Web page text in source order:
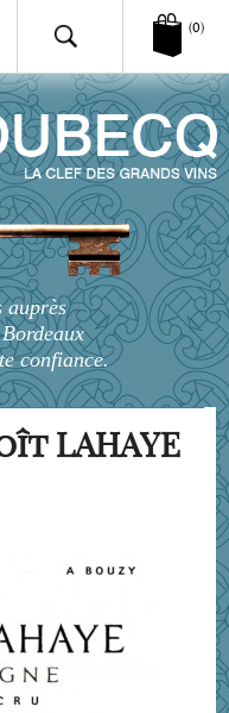
(0)
auprès
confiance.
LAHAYE